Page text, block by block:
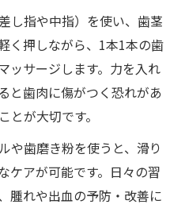
し指や中指）を使い、歯茎
く押しながら、1本1本の歯
ッサージします。力を入れ
と歯肉に傷がつく恐れがあ
とが大切です。
や歯磨き粉を使うと、滑り
ケアが可能です。日々の習
腫れや出血の予防・改善に